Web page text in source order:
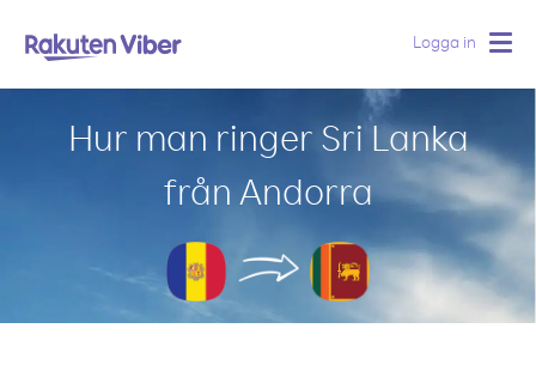
Logga in
Hur man ringer Sri Lanka
från Andorra